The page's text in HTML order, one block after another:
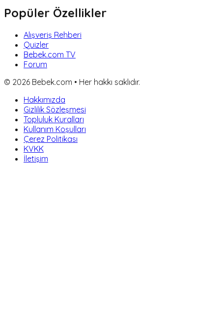
Popüler Özellikler
Alışveriş Rehberi
Quizler
Bebek.com TV
Forum
© 2026 Bebek.com • Her hakkı saklıdır.
Hakkımızda
Gizlilik Sözleşmesi
Topluluk Kuralları
Kullanım Koşulları
Çerez Politikası
KVKK
İletişim